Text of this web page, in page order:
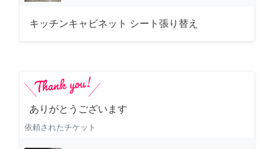
キッチンキャビネット シート張り替え
ありがとうございます
依頼されたチケット